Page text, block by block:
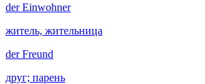
derEinwohner
житель, жительница
derFreund
друг; парень